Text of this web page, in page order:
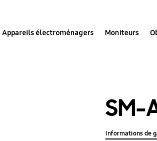
Appareils électroménagers Moniteurs
SM-
Informations de